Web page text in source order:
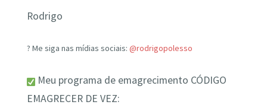
Rodrigo
? Me siga nas mídias sociais: @rodrigopolesso
Meu programa de emagrecimento CÓDIGO
EMAGRECER DE VEZ: